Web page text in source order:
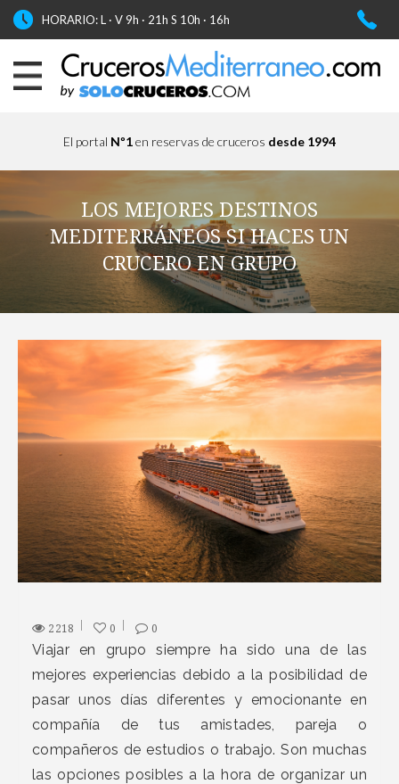
HORARIO: L · V 9h · 21h S 10h · 16h
El portal Nº1en reservas de cruceros desde 1994
LOS MEJORES DESTINOS
MEDITERRÁNEOS SI HACES UN
CRUCERO EN GRUPO
2218 0 0
Viajar en grupo siempre ha sido una de las
mejores experiencias debido a la posibilidad de
pasar unos días diferentes y emocionante en
compañía de tus amistades, pareja o
compañeros de estudios o trabajo. Son muchas
las opciones posibles a la hora de organizar un